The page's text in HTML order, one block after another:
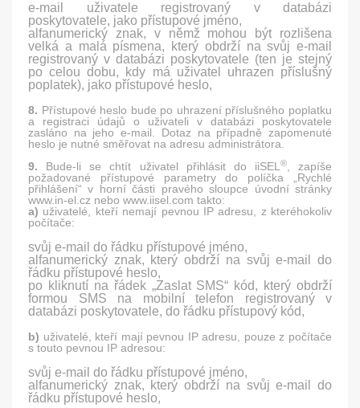
e-mail uživatele registrovaný v databázi
poskytovatele, jako přístupové jméno,
alfanumerický znak, v němž mohou být rozlišena
velká a malá písmena, který obdrží na svůj e-mail
registrovaný v databázi poskytovatele (ten je stejný
po celou dobu, kdy má uživatel uhrazen příslušný
poplatek), jako přístupové heslo,
8. Přístupové heslo bude po uhrazení příslušného poplatku
a registraci údajů o uživateli v databázi poskytovatele
zasláno na jeho e-mail. Dotaz na případně zapomenuté
heslo je nutné směřovat na adresu administrátora.
9. Bude-li se chtít uživatel přihlásit do iiSEL®, zapíše
požadované přístupové parametry do políčka „Rychlé
přihlášení“ v horní části pravého sloupce úvodní stránky
www.in-el.cz nebo www.iisel.com takto:
a) uživatelé, kteří nemají pevnou IP adresu, z kteréhokoliv
počítače:
svůj e-mail do řádku přístupové jméno,
alfanumerický znak, který obdrží na svůj e-mail do
řádku přístupové heslo,
po kliknutí na řádek „Zaslat SMS“ kód, který obdrží
formou SMS na mobilní telefon registrovaný v
databázi poskytovatele, do řádku přístupový kód,
b) uživatelé, kteří mají pevnou IP adresu, pouze z počítače
s touto pevnou IP adresou:
svůj e-mail do řádku přístupové jméno,
alfanumerický znak, který obdrží na svůj e-mail do
řádku přístupové heslo,